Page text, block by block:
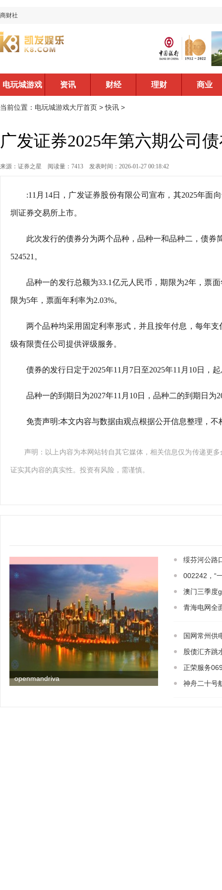
商财社
电玩城游戏
大厅首页
资讯 财经 理财 商业
当前位置： 电玩城游戏大厅首页 >快讯 >
广发证券2025年第六期公司
来源：证券之星 阅读量：7413 发表时间：2026-01-27 00:18:42
:11月14日，广发证券股份有限公司宣布，其2025年面
圳证券交易所上市。
此次发行的债券分为两个品种，品种一和品种二，债券
524521。
品种一的发行总额为33.1亿元人民币，期限为2年，票
限为5年，票面年利率为2.03%。
两个品种均采用固定利率形式，并且按年付息，每年
级有限责任公司提供评级服务。
债券的发行日定于2025年11月7日至2025年11月10日，
品种一的到期日为2027年11月10日，品种二的到期日为
免责声明:本文内容与数据由观点根据公开信息整理，
声明：以上内容为本网站转自其它媒体，相关信息仅为传递更
证实其内容的真实性。投资有风险，需谨慎。
openmandriva
绥芬河公路
002242，“
澳门三季度
青海电网全
国网常州供
股债汇齐跳
正荣服务
神舟二十号